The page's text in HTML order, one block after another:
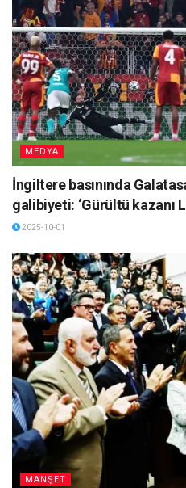
MEDYA
İngiltere basınında
galibiyeti: ‘Gürültü kazanı
2025-10-01
MANŞET